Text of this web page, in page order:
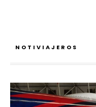
NOTIVIAJEROS